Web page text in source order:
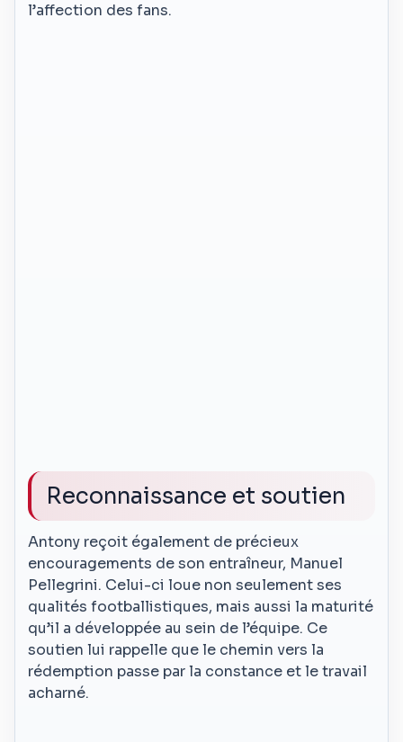
l’affection des fans.
Reconnaissance et soutien
Antony reçoit également de précieux
encouragements de son entraîneur, Manuel
Pellegrini. Celui-ci loue non seulement ses
qualités footballistiques, mais aussi la maturité
qu’il a développée au sein de l’équipe. Ce
soutien lui rappelle que le chemin vers la
rédemption passe par la constance et le travail
acharné.